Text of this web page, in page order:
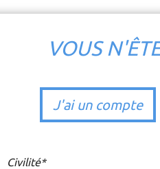
VOUS
J'ai un compte
Civilité*